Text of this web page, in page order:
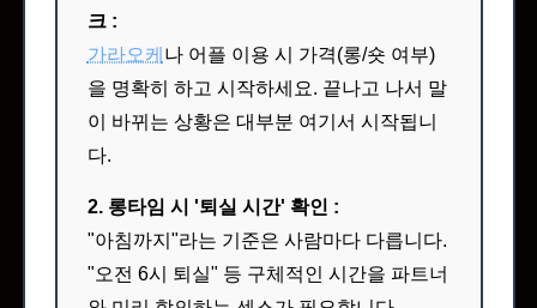
크 :
가라오케 나 어플 이용 시 가격(롱/숏 여부)
을 명확히 하고 시작하세요. 끝나고 나서 말
이 바뀌는 상황은 대부분 여기서 시작됩니
다.
2. 롱타임 시 '퇴실 시간' 확인 :
"아침까지"라는 기준은 사람마다 다릅니다.
"오전 6시 퇴실" 등 구체적인 시간을 파트너